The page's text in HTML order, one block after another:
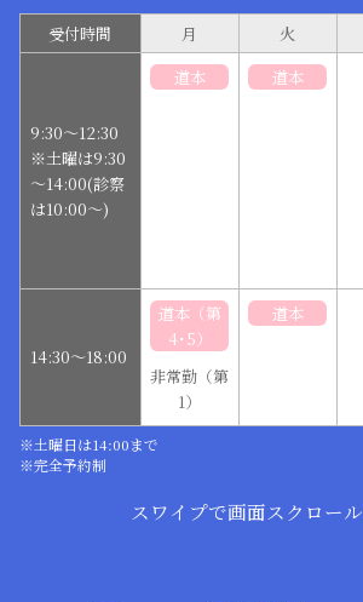
受付時間 月 火
9:30～12:30
※土曜は9:30
～14:00(診察
は10:00～)
道本 道本
14:30～18:00
道本（第
4･5）
非常勤（第
1）
道本
※土曜日は14:00まで
※完全予約制
スワイプで画面スクロール